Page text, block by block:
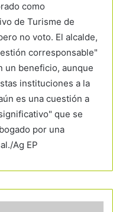
como
de Turisme de
no voto. El alcalde,
corresponsable"
un beneficio, aunque
instituciones a la
es una cuestión a
que se
por una
Ag EP